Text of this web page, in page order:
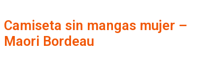
Camiseta sin mangas mujer –
Maori Bordeau